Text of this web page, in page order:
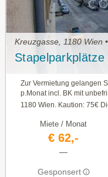
Kreuzgasse, 1180 Wien
Zur Vermietung gelangen
p.Monat incl. BK mit
1180 Wien. Kaution: 75€
Miete / Monat
€ 62,-
—
Gesponsert